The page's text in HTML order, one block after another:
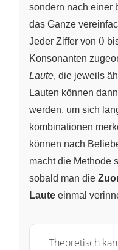
sondern nach einer
das Ganze
Jeder Ziffer von 0
0
Konsonanten
Laute, die jeweils
Lauten können
werden, um sich
kombinationen
können nach
macht die Methode
sobald man die
Laute einmal
Theoretisch